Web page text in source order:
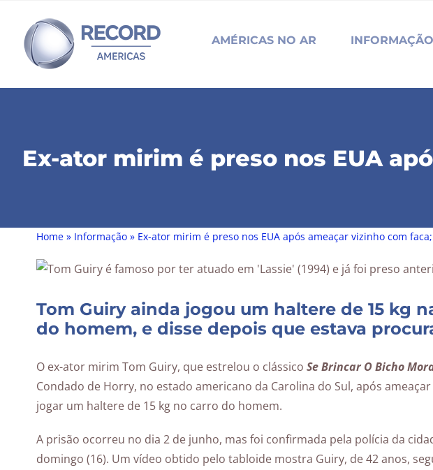
content
AMÉRICAS NO AR INFORMAÇÃO
Ex-ator mirim é preso nos EUA
Home» Informação» Ex-ator mirim é preso nos EUA após ameaçar vizinho com
Tom Guiry ainda jogou um haltere de 15 kg
do homem, e disse depois que estava
O ex-ator mirim Tom Guiry, que estrelou o clássico Se Brincar O Bicho
Condado de Horry, no estado americano da Carolina do Sul, após
jogar um haltere de 15 kg no carro do homem.
A prisão ocorreu no dia 2 de junho, mas foi confirmada pela polícia da
domingo (16). Um vídeo obtido pelo tabloide mostra Guiry, de 42 anos,